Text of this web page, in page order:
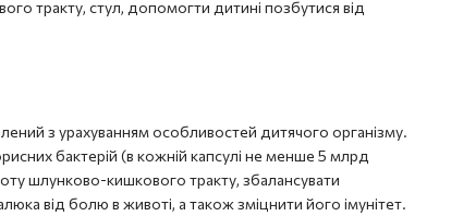
тракту, стул, допомогти дитині позбутися від
з урахуванням особливостей дитячого організму.
бактерій (в кожній капсулі не менше 5 млрд
шлунково-кишкового тракту, збалансувати
від болю в животі, а також зміцнити його імунітет.